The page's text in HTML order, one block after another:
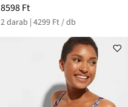
8598 Ft
2 darab | 4299 Ft / db